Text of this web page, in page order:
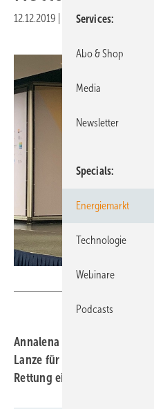
12.12.2019 Druckvorschau
Annalena Baerbock und
Lanze für die Windkraft: Ein
Rettung einer Branche.
Services
Abo & Shop
Media
Newsletter
Specials
Energiemarkt
Technologie
Webinare
Podcasts